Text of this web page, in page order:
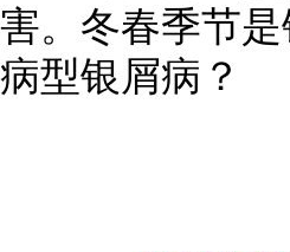
害。冬春季节
病型银屑病？